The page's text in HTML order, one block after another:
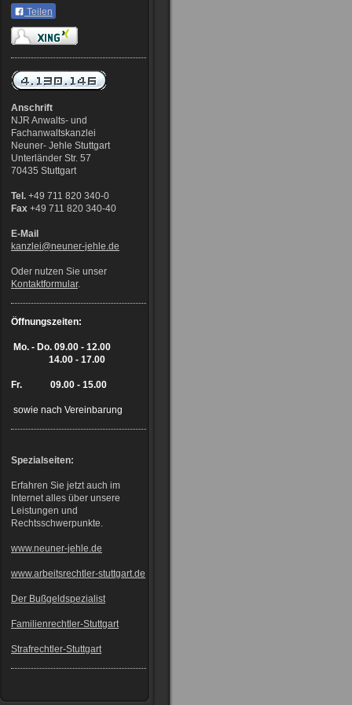
Teilen
Anschrift
NJR Anwalts- und
Fachanwaltskanzlei
Neuner- Jehle Stuttgart
Unterländer Str. 57
70435 Stuttgart
Tel. +49 711 820 340-0
Fax +49 711 820 340-40
E-Mail
kanzlei@neuner-jehle .de
Oder nutzen Sie unser
Kontaktformular.
Öffnungszeiten:
Mo. - Do. 09.00 - 12.00
14.00 - 17.00
Fr. 09.00 - 15.00
sowie nach Vereinbarung
Spezialseiten:
Erfahren Sie jetzt auch im
Internet alles über unsere
Leistungen und
Rechtsschwerpunkte.
www.neuner-jehle.de
www.arbeitsrechtler-stuttgart.de
Der Bußgeldspezialist
Familienrechtler-Stuttgart
Strafrechtler-Stuttgart